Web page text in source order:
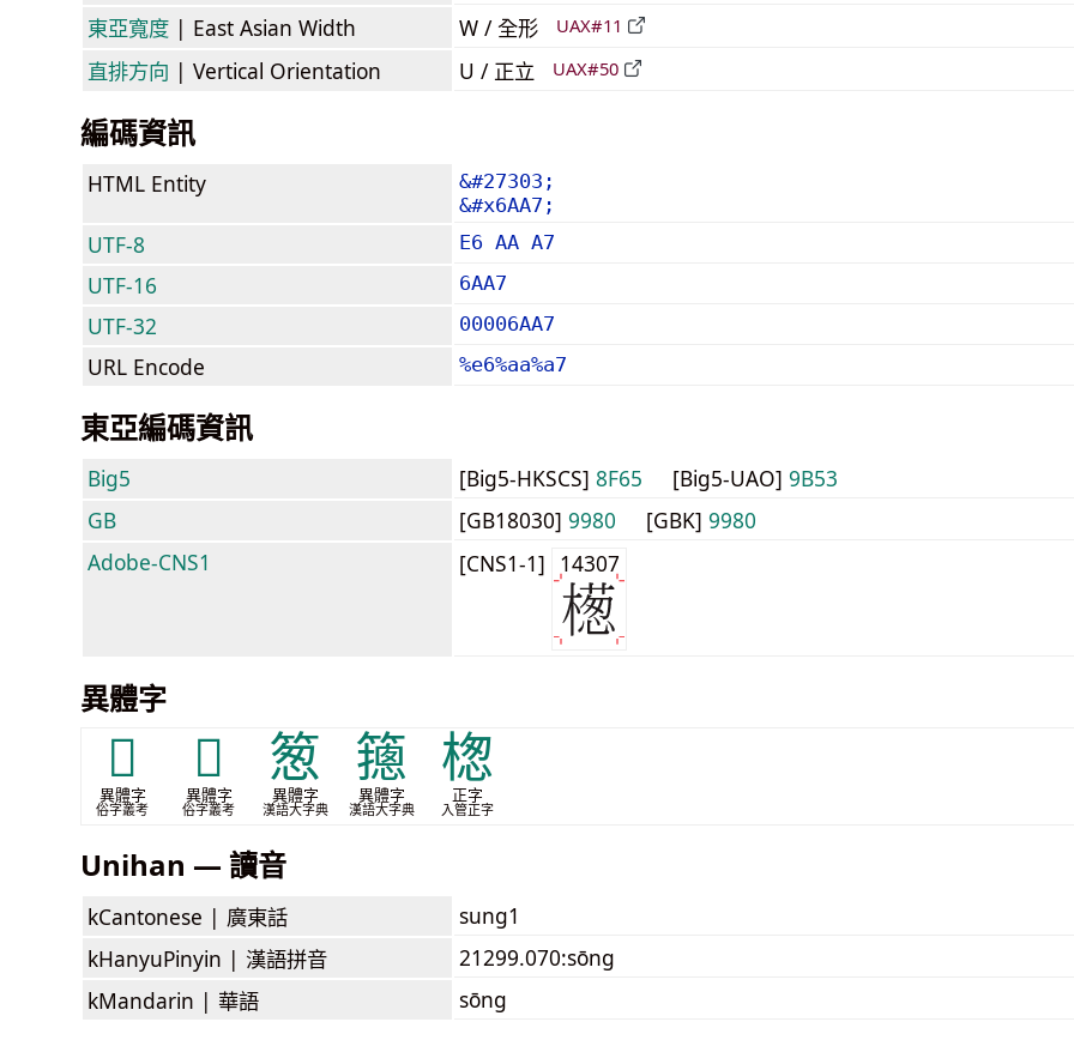
東亞寬度 | East Asian Width W / 全形 UAX#11
直排方向 | Vertical Orientation U / 正立 UAX#50
編碼資訊
HTML Entity
&#27303;
&#x6AA7;
UTF-8 E6 AA A7
UTF-16 6AA7
UTF-32 00006AA7
URL Encode %e6%aa%a7
東亞編碼資訊
Big5 [Big5-HKSCS] 8F65 [Big5-UAO] 9B53
GB
[GB18030] 9980 [GBK] 9980
Adobe-CNS1
[CNS1-1] 14307
異體字
𥳺
異體字
俗字叢考
𥵅
異體字
俗字叢考
䈡
異體字
漢語大字典
䉥
異體字
漢語大字典
楤
正字
入管正字
Unihan — 讀音
kCantonese | 廣東話
sung1
kHanyuPinyin | 漢語拼音
21299.070:sōng
kMandarin | 華語 sōng